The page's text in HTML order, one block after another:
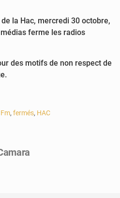
la Hac, mercredi 30 octobre,
ferme les radios
des motifs de non respect de
, fermés, HAC